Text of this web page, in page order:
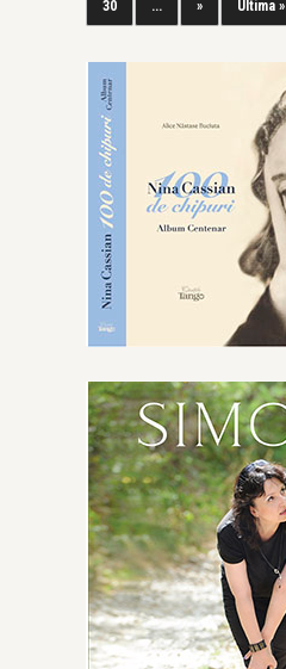
30 ... » Ultima »